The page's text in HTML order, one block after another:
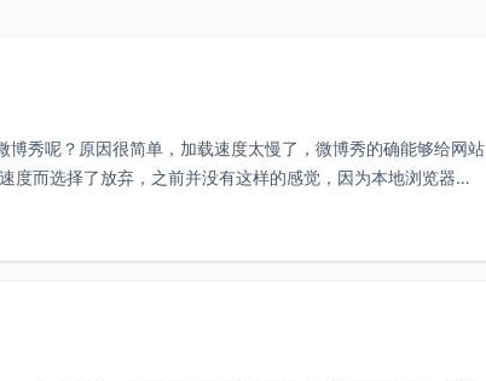
秀呢？原因很简单，加载速度太慢了，微博秀的确能够给网站
而选择了放弃，之前并没有这样的感觉，因为本地浏览器都